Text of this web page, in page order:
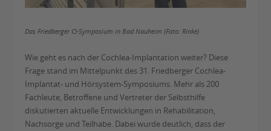
Das Friedberger CI-Symposium in Bad Nauheim (Foto: Rinke)
Wie geht es nach der Cochlea-Implantation weiter? Diese
Frage stand im Mittelpunkt des 31. Friedberger Cochlea-
Implantat- und Hörsystem-Symposiums. Mehr als 200
Fachleute, Betroffene und Vertreter der Selbsthilfe
diskutierten aktuelle Entwicklungen in Rehabilitation,
Nachsorge und Teilhabe. Dabei wurde deutlich, dass der